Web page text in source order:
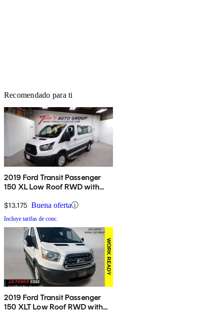
Recomendado para ti
2019 Ford Transit Passenger
150 XL Low Roof RWD with
$13,175 Buena oferta
Incluye tarifas de conc.
2019 Ford Transit Passenger
150 XLT Low Roof RWD with